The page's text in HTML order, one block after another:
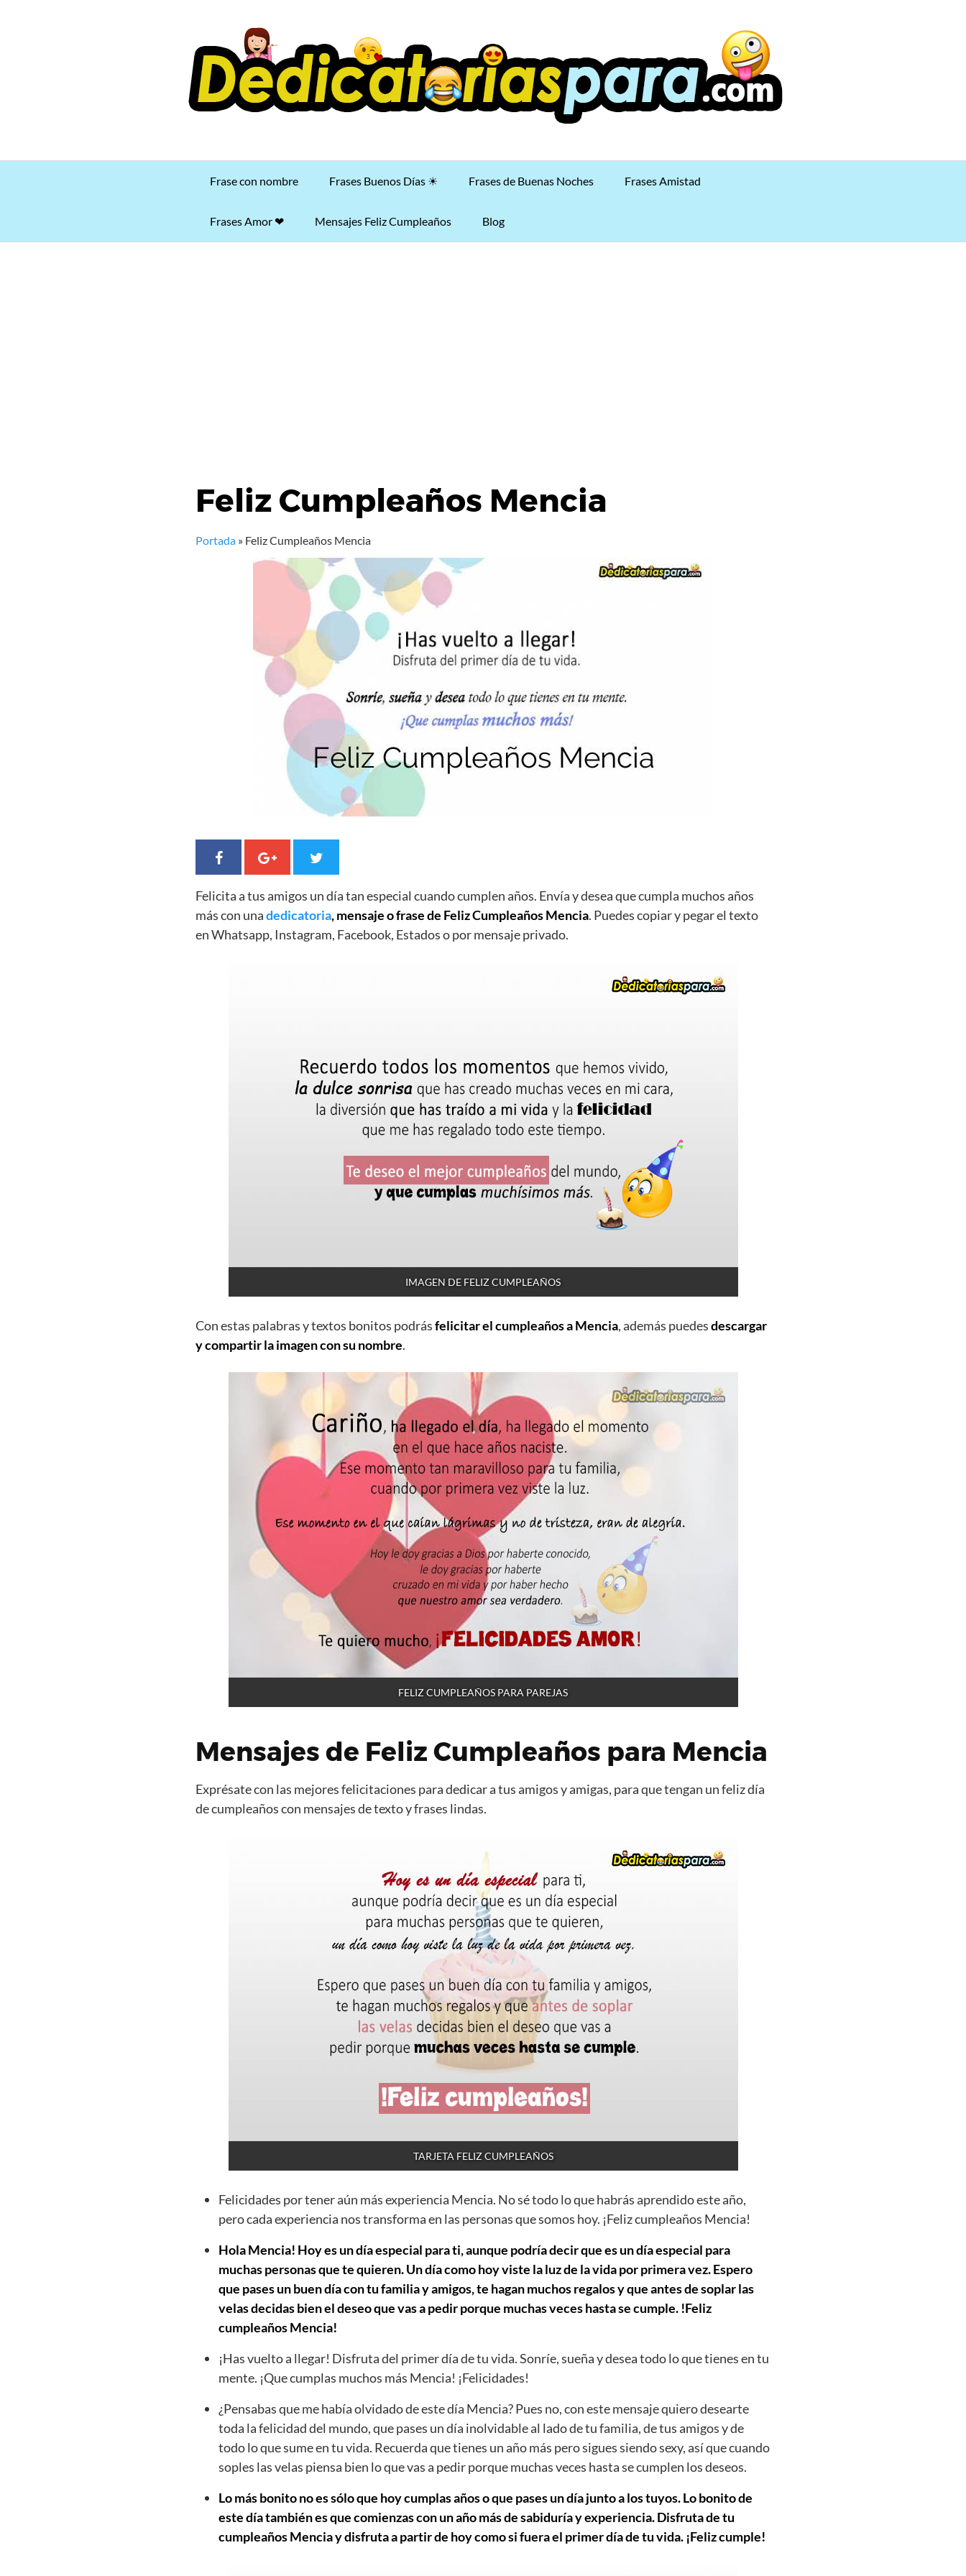
Frase con nombre Frases Buenos Días ☀ Frases de Buenas Noches Frases Amistad
Frases Amor ❤ Mensajes Feliz Cumpleaños Blog
Feliz Cumpleaños Mencia
Portada » Feliz Cumpleaños Mencia
Felicita a tus amigos un día tan especial cuando cumplen años. Envía y desea que cumpla muchos años
más con unadedicatoria, mensaje o frase de Feliz Cumpleaños Mencia. Puedes copiar y pegar el texto
en Whatsapp, Instagram, Facebook, Estados o por mensaje privado.
IMAGEN DE FELIZ CUMPLEAÑOS
Con estas palabras y textos bonitos podrásfelicitar el cumpleaños a Mencia, además puedesdescargar
y compartir la imagen con su nombre.
FELIZ CUMPLEAÑOS PARA PAREJAS
Mensajes de Feliz Cumpleaños para Mencia
Exprésate con las mejores felicitaciones para dedicar a tus amigos y amigas, para que tengan un feliz día
de cumpleaños con mensajes de texto y frases lindas.
TARJETA FELIZ CUMPLEAÑOS
Felicidades por tener aún más experiencia Mencia. No sé todo lo que habrás aprendido este año,
pero cada experiencia nos transforma en las personas que somos hoy. ¡Feliz cumpleaños Mencia!
Hola Mencia! Hoy es un día especial para ti, aunque podría decir que es un día especial para
muchas personas que te quieren. Un día como hoy viste la luz de la vida por primera vez. Espero
que pases un buen día con tu familia y amigos, te hagan muchos regalos y que antes de soplar las
velas decidas bien el deseo que vas a pedir porque muchas veces hasta se cumple. !Feliz
cumpleaños Mencia!
¡Has vuelto a llegar! Disfruta del primer día de tu vida. Sonríe, sueña y desea todo lo que tienes en tu
mente. ¡Que cumplas muchos más Mencia! ¡Felicidades!
¿Pensabas que me había olvidado de este día Mencia? Pues no, con este mensaje quiero desearte
toda la felicidad del mundo, que pases un día inolvidable al lado de tu familia, de tus amigos y de
todo lo que sume en tu vida. Recuerda que tienes un año más pero sigues siendo sexy, así que cuando
soples las velas piensa bien lo que vas a pedir porque muchas veces hasta se cumplen los deseos.
Lo más bonito no es sólo que hoy cumplas años o que pases un día junto a los tuyos. Lo bonito de
este día también es que comienzas con un año más de sabiduría y experiencia. Disfruta de tu
cumpleaños Mencia y disfruta a partir de hoy como si fuera el primer día de tu vida. ¡Feliz cumple!